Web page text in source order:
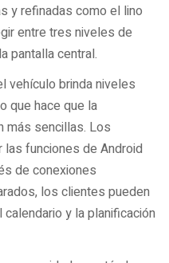
y refinadas como el lino
entre tres niveles de
pantalla central.
vehículo brinda niveles
que hace que la
más sencillas. Los
funciones de Android
de conexiones
los clientes pueden
y la planificación